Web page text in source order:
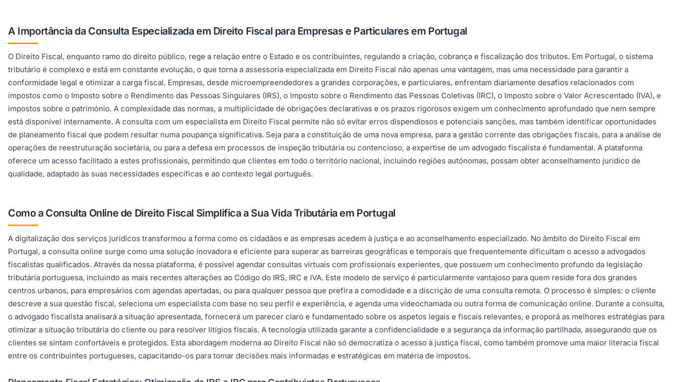
A Importância da Consulta Especializada em Direito Fiscal para Empresas e Particulares em Portugal
O Direito Fiscal, enquanto ramo do direito público, rege a relação entre o Estado e os contribuintes, regulando a criação, cobrança e fiscalização dos tributos. Em Portugal, o sistema
tributário é complexo e está em constante evolução, o que torna a assessoria especializada em Direito Fiscal não apenas uma vantagem, mas uma necessidade para garantir a
conformidade legal e otimizar a carga fiscal. Empresas, desde microempreendedores a grandes corporações, e particulares, enfrentam diariamente desafios relacionados com
impostos como o Imposto sobre o Rendimento das Pessoas Singulares (IRS), o Imposto sobre o Rendimento das Pessoas Coletivas (IRC), o Imposto sobre o Valor Acrescentado (IVA), e
impostos sobre o património. A complexidade das normas, a multiplicidade de obrigações declarativas e os prazos rigorosos exigem um conhecimento aprofundado que nem sempre
está disponível internamente. A consulta com um especialista em Direito Fiscal permite não só evitar erros dispendiosos e potenciais sanções, mas também identificar oportunidades
de planeamento fiscal que podem resultar numa poupança significativa. Seja para a constituição de uma nova empresa, para a gestão corrente das obrigações fiscais, para a análise de
operações de reestruturação societária, ou para a defesa em processos de inspeção tributária ou contencioso, a expertise de um advogado fiscalista é fundamental. A plataforma
oferece um acesso facilitado a estes profissionais, permitindo que clientes em todo o território nacional, incluindo regiões autónomas, possam obter aconselhamento jurídico de
qualidade, adaptado às suas necessidades específicas e ao contexto legal português.
Como a Consulta Online de Direito Fiscal Simplifica a Sua Vida Tributária em Portugal
A digitalização dos serviços jurídicos transformou a forma como os cidadãos e as empresas acedem à justiça e ao aconselhamento especializado. No âmbito do Direito Fiscal em
Portugal, a consulta online surge como uma solução inovadora e eficiente para superar as barreiras geográficas e temporais que frequentemente dificultam o acesso a advogados
fiscalistas qualificados. Através da nossa plataforma, é possível agendar consultas virtuais com profissionais experientes, que possuem um conhecimento profundo da legislação
tributária portuguesa, incluindo as mais recentes alterações ao Código do IRS, IRC e IVA. Este modelo de serviço é particularmente vantajoso para quem reside fora dos grandes
centros urbanos, para empresários com agendas apertadas, ou para qualquer pessoa que prefira a comodidade e a discrição de uma consulta remota. O processo é simples: o cliente
descreve a sua questão fiscal, seleciona um especialista com base no seu perfil e experiência, e agenda uma videochamada ou outra forma de comunicação online. Durante a consulta,
o advogado fiscalista analisará a situação apresentada, fornecerá um parecer claro e fundamentado sobre os aspetos legais e fiscais relevantes, e proporá as melhores estratégias para
otimizar a situação tributária do cliente ou para resolver litígios fiscais. A tecnologia utilizada garante a confidencialidade e a segurança da informação partilhada, assegurando que os
clientes se sintam confortáveis e protegidos. Esta abordagem moderna ao Direito Fiscal não só democratiza o acesso à justiça fiscal, como também promove uma maior literacia fiscal
entre os contribuintes portugueses, capacitando-os para tomar decisões mais informadas e estratégicas em matéria de impostos.